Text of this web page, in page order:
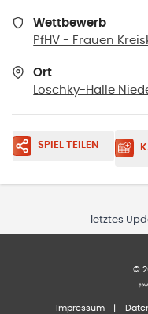
Wettbewerb
PfHV - Frauen
Ort
Loschky-Halle
SPIEL TEILEN
letztes
©
Impressum